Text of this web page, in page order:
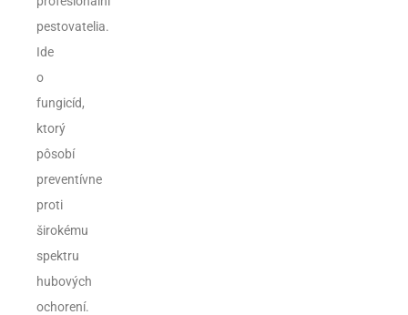
pestovatelia.
Ide
o
fungicíd,
ktorý
pôsobí
preventívne
proti
širokému
spektru
hubových
ochorení.